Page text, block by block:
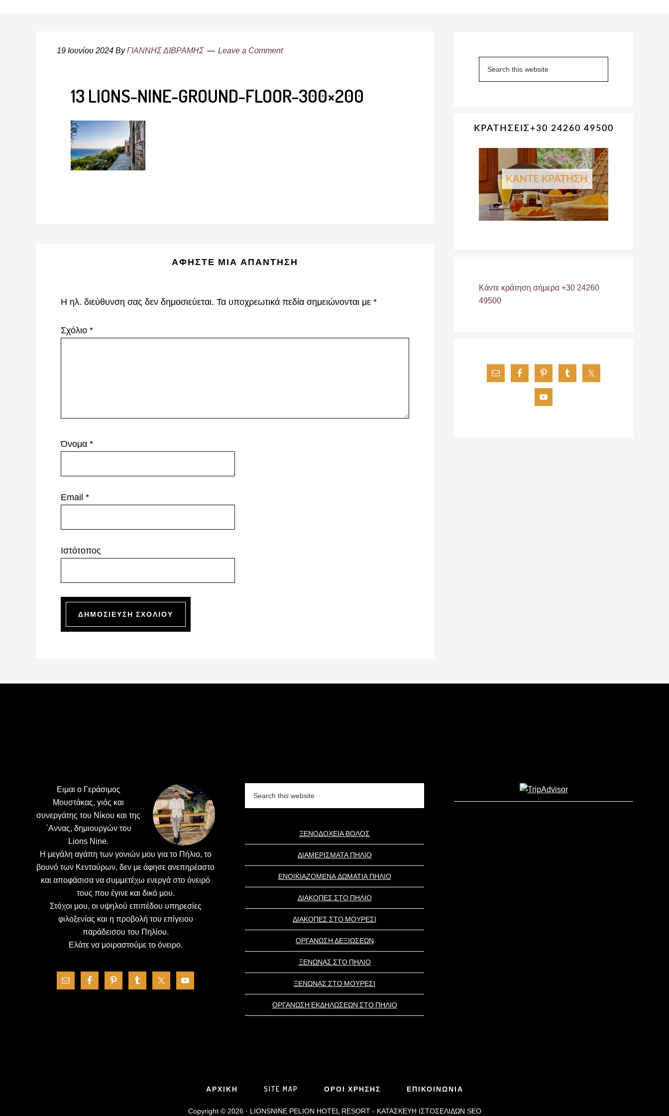
19 Ιουνίου 2024 ByΓΙΑΝΝΗΣ ΔΙΒΡΑΜΗΣ Leave a Comment
13 LIONS-NINE-GROUND-FLOOR-300×200
ΑΦΉΣΤΕ ΜΙΑ ΑΠΆΝΤΗΣΗ
Η ηλ. διεύθυνση σας δεν δημοσιεύεται. Τα υποχρεωτικά πεδία σημειώνονται με *
Σχόλιο *
Όνομα *
Email *
Ιστότοπος
Sidebar
ΚΡΑΤΗΣΕΙΣ+30 24260 49500
Κάντε κράτηση σήμερα +30 24260
49500
Ειμαι ο Γεράσιμος
Μουστάκας, γιός και
συνεργάτης του Νίκου και της
΄Αννας, δημιουργών του
Lions Nine.
H μεγάλη αγάπη των γονιών μου για το Πήλιο, το
βουνό των Κενταύρων, δεν με άφησε ανεπηρέαστο
και αποφάσισα να συμμετέχω ενεργά στο όνειρό
τους που έγινε και δικό μου.
Στόχοι μου, οι υψηλού επιπέδου υπηρεσίες
φιλοξενίας και η προβολή του επίγειου
παράδεισου του Πηλίου.
Ελάτε να μοιραστούμε το όνειρο.
ΞΕΝΟΔΟΧΕΙΑ ΒΟΛΟΣ
ΔΙΑΜΕΡΙΣΜΑΤΑ ΠΗΛΙΟ
ΕΝΟΙΚΙΑΖΟΜΕΝΑ ΔΩΜΑΤΙΑ ΠΗΛΙΟ
ΔΙΑΚΟΠΕΣ ΣΤΟ ΠΗΛΙΟ
ΔΙΑΚΟΠΕΣ ΣΤΟ ΜΟΥΡΕΣΙ
ΟΡΓΑΝΩΣΗ ΔΕΞΙΩΣΕΩΝ
ΞΕΝΩΝΑΣ ΣΤΟ ΠΗΛΙΟ
ΞΕΝΩΝΑΣ ΣΤΟ ΜΟΥΡΕΣΙ
ΟΡΓΑΝΩΣΗ ΕΚΔΗΛΩΣΕΩΝ ΣΤΟ ΠΗΛΙΟ
ΑΡΧΙΚΗ SITE MAP ΟΡΟΙ ΧΡΗΣΗΣ ΕΠΙΚΟΙΝΩΝΙΑ
Copyright © 2026 · LIONSNINE PELION HOTEL RESORT - ΚΑΤΑΣΚΕΥΗ ΙΣΤΟΣΕΛΙΔΩΝ SEO